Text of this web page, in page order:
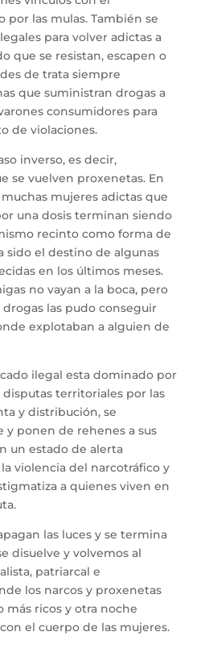
por las mulas. También se
para volver adictas a
que se resistan, escapen o
de trata siempre
que suministran drogas a
consumidores para
de violaciones.
inverso, es decir,
se vuelven proxenetas. En
muchas mujeres adictas que
una dosis terminan siendo
recinto como forma de
sido el destino de algunas
en los últimos meses.
no vayan a la boca, pero
las pudo conseguir
explotaban a alguien de
ilegal esta dominado por
disputas territoriales por las
y distribución, se
ponen de rehenes a sus
un estado de alerta
violencia del narcotráfico y
a quienes viven en
las luces y se termina
disuelve y volvemos al
patriarcal e
los narcos y proxenetas
más ricos y otra noche
el cuerpo de las mujeres.